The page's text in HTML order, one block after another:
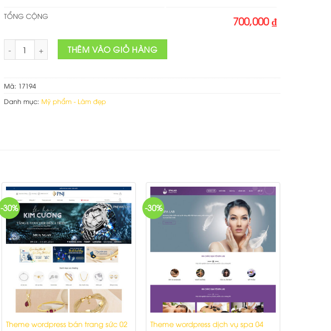
TỔNG CỘNG 700,000 ₫
Theme wordpress dịch vụ spa 05 số lượng
THÊM VÀO GIỎ HÀNG
Mã: 17194
Danh mục: Mỹ phẩm - Làm đẹp
-30%
Theme wordpress bán trang sức 02
-30%
Theme wordpress dịch vụ spa 04